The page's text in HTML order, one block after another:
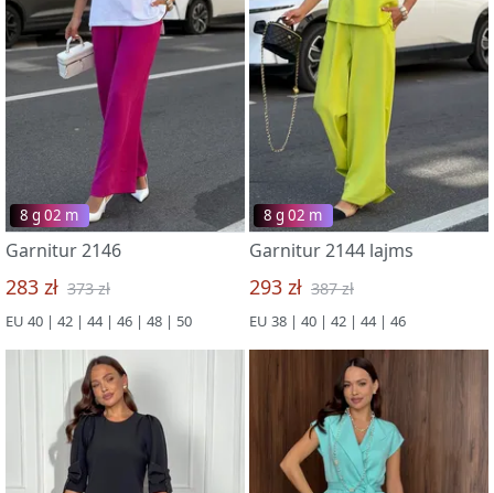
8 g 02 m
Garnitur 2146
283 zł 373 zł
EU 40 | 42 | 44 | 46 | 48 | 50
8 g 02 m
Garnitur 2144 lajms
293 zł 387 zł
EU 38 | 40 | 42 | 44 | 46